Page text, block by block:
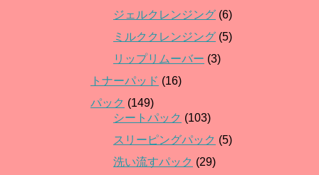
ジェルクレンジング (6)
ミルククレンジング (5)
リップリムーバー (3)
トナーパッド (16)
パック (149)
シートパック (103)
スリーピングパック (5)
洗い流すパック (29)